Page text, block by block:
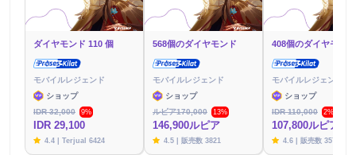
ダイヤモンド 110 個
モバイルレジェンド
ショップ
IDR 32,000
9%
IDR 29,100
4.4 | Terjual 6424
568個のダイヤモンド
モバイルレジェンド
ショップ
ルピア170,000
13%
146,900ルピア
4.5 | 販売数 3821
408個のダイヤモンド
モバイルレジェンド
ショップ
IDR 110,000
2%
107,800ルピア
4.6 | 販売数 3576